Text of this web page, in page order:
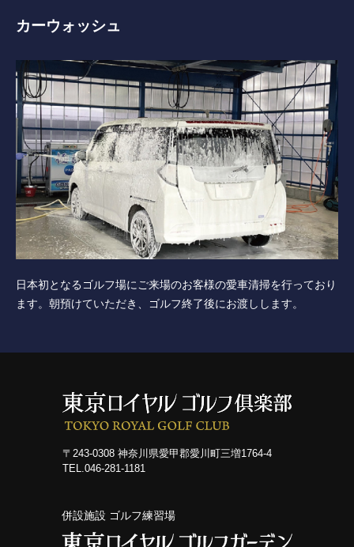
カーウォッシュ
日本初となるゴルフ場にご来場のお客様の愛車清掃を行っており
ます。朝預けていただき、ゴルフ終了後にお渡しします。
〒243-0308 神奈川県愛甲郡愛川町三増1764-4
TEL.046-281-1181
併設施設 ゴルフ練習場